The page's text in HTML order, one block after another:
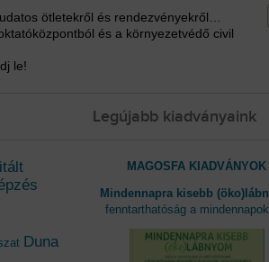
ötletekről és rendezvényekről…
és a környezetvédő civil
le!
Duna
Legújabb kiadványaink
MAGOSFA KIADVÁNYOK
Mindennapra kisebb
fenntarthatóság a